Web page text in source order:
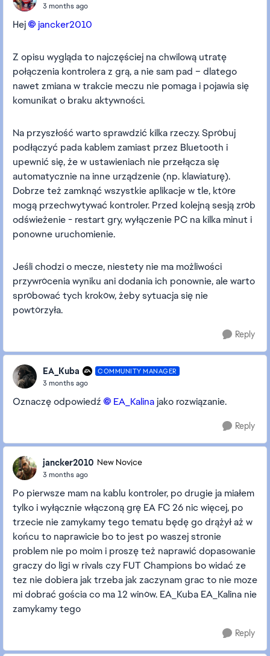
3 months ago
Hej jancker2010​
Z opisu wygląda to najczęściej na chwilową utratę
połączenia kontrolera z grą, a nie sam pad – dlatego
nawet zmiana w trakcie meczu nie pomaga i pojawia się
komunikat o braku aktywności.
Na przyszłość warto sprawdzić kilka rzeczy. Spróbuj
podłączyć pada kablem zamiast przez Bluetooth i
upewnić się, że w ustawieniach nie przełącza się
automatycznie na inne urządzenie (np. klawiaturę).
Dobrze też zamknąć wszystkie aplikacje w tle, które
mogą przechwytywać kontroler. Przed kolejną sesją zrób
odświeżenie - restart gry, wyłączenie PC na kilka minut i
ponowne uruchomienie.
Jeśli chodzi o mecze, niestety nie ma możliwości
przywrócenia wyniku ani dodania ich ponownie, ale warto
spróbować tych kroków, żeby sytuacja się nie
powtórzyła.
Reply
EA_Kuba COMMUNITY MANAGER
3 months ago
Oznaczę odpowiedź EA_Kalinajako rozwiązanie.
Reply
jancker2010 New Novice
3 months ago
Po pierwsze mam na kablu kontroler, po drugie ja miałem
tylko i wyłącznie włączoną grę EA FC 26 nic więcej, po
trzecie nie zamykamy tego tematu będę go drążył aż w
końcu to naprawicie bo to jest po waszej stronie
problem nie po moim i proszę też naprawić dopasowanie
graczy do ligi w rivals czy FUT Champions bo widać ze
tez nie dobiera jak trzeba jak zaczynam grac to nie moze
mi dobrać gościa co ma 12 winów. EA_Kuba EA_Kalina nie
zamykamy tego
Reply